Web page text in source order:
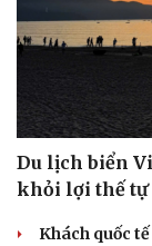
Du lịch biển
khỏi lợi thế
Khách quốc